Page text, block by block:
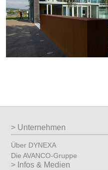
Unternehmen
Über DYNEXA
Die AVANCO-Gruppe
Infos & Medien